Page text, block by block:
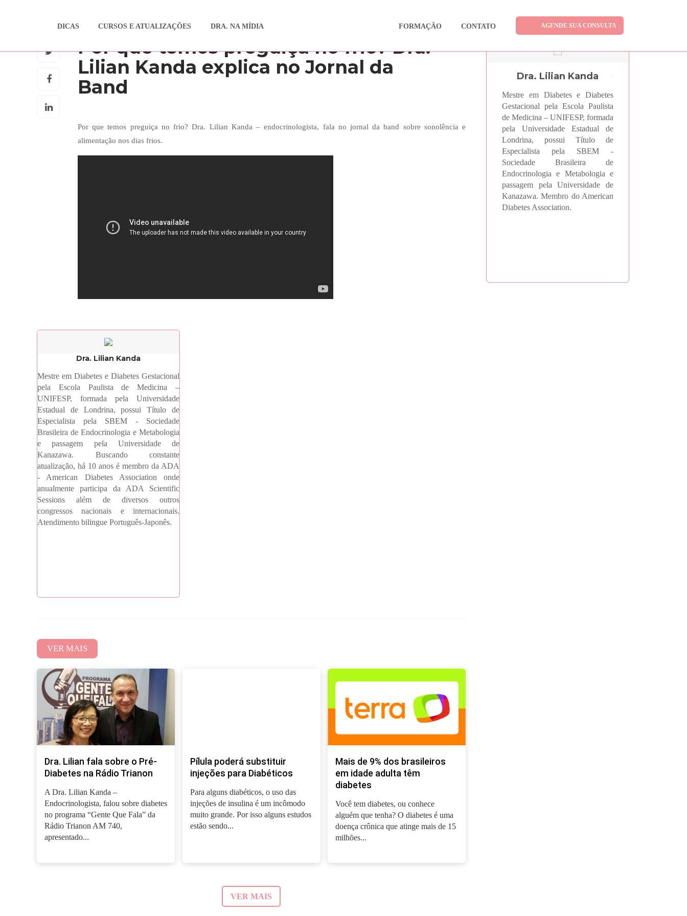
DICAS CURSOS E ATUALIZAÇÕES DRA. NA MÍDIA FORMAÇÃO CONTATO AGENDE SUA CONSULTA
DRA NA MÍDIA
Por que temos preguiça no frio? Dra.
Lilian Kanda explica no Jornal da
Band
Por que temos preguiça no frio? Dra. Lilian Kanda – endocrinologista, fala no jornal da band sobre sonolência e
alimentação nos dias frios.
Dra. Lilian Kanda
Mestre em Diabetes e Diabetes Gestacional
pela Escola Paulista de Medicina –
UNIFESP, formada pela Universidade
Estadual de Londrina, possui Título de
Especialista pela SBEM - Sociedade
Brasileira de Endocrinologia e Metabologia
e passagem pela Universidade de
Kanazawa. Buscando constante
atualização, há 10 anos é membro da ADA
- American Diabetes Association onde
anualmente participa da ADA Scientific
Sessions além de diversos outros
congressos nacionais e internacionais.
Atendimento bilingue Português-Japonês.
VER MAIS
Dra. Lilian fala sobre o Pré-
Diabetes na Rádio Trianon
A Dra. Lilian Kanda –
Endocrinologista, falou sobre diabetes
no programa “Gente Que Fala” da
Rádio Trianon AM 740,
apresentado...
Pílula poderá substituir
injeções para Diabéticos
Para alguns diabéticos, o uso das
injeções de insulina é um incômodo
muito grande. Por isso alguns estudos
estão sendo...
Mais de 9% dos brasileiros
em idade adulta têm
diabetes
Você tem diabetes, ou conhece
alguém que tenha? O diabetes é uma
doença crônica que atinge mais de 15
milhões...
VER MAIS
Dra. Lilian Kanda
Mestre em Diabetes e Diabetes
Gestacional pela Escola Paulista
de Medicina – UNIFESP, formada
pela Universidade Estadual de
Londrina, possui Título de
Especialista pela SBEM -
Sociedade Brasileira de
Endocrinologia e Metabologia e
passagem pela Universidade de
Kanazawa. Membro do American
Diabetes Association.